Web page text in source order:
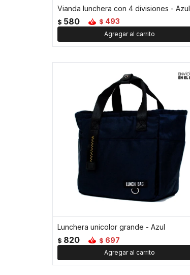
Vianda lunchera con 4 divisiones - Azul
$ 580 $ 493
Lunchera unicolor grande - Azul
$ 820 $ 697